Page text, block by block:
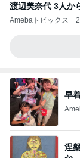
渡辺美奈代 3人か
Amebaトピックス
早
涅